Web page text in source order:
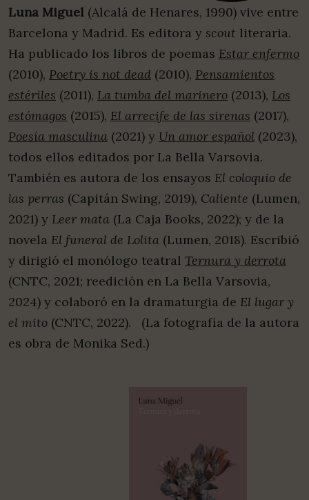
Luna Miguel (Alcalá de Henares, 1990) vive entre
Barcelona y Madrid. Es editora y scout literaria.
Ha publicado los libros de poemas Estar enfermo
(2010), Poetry is not dead (2010), Pensamientos
estériles (2011), La tumba del marinero (2013), Los
estómagos (2015), El arrecife de las sirenas (2017),
Poesía masculina (2021) y Un amor español (2023),
todos ellos editados por La Bella Varsovia.
También es autora de los ensayos El coloquio de
las perras (Capitán Swing, 2019), Caliente (Lumen,
2021) y Leer mata (La Caja Books, 2022); y de la
novela El funeral de Lolita (Lumen, 2018). Escribió
y dirigió el monólogo teatral Ternura y derrota
(CNTC, 2021; reedición en La Bella Varsovia,
2024) y colaboró en la dramaturgia de El lugar y
el mito (CNTC, 2022). (La fotografía de la autora
es obra de Monika Sed.)